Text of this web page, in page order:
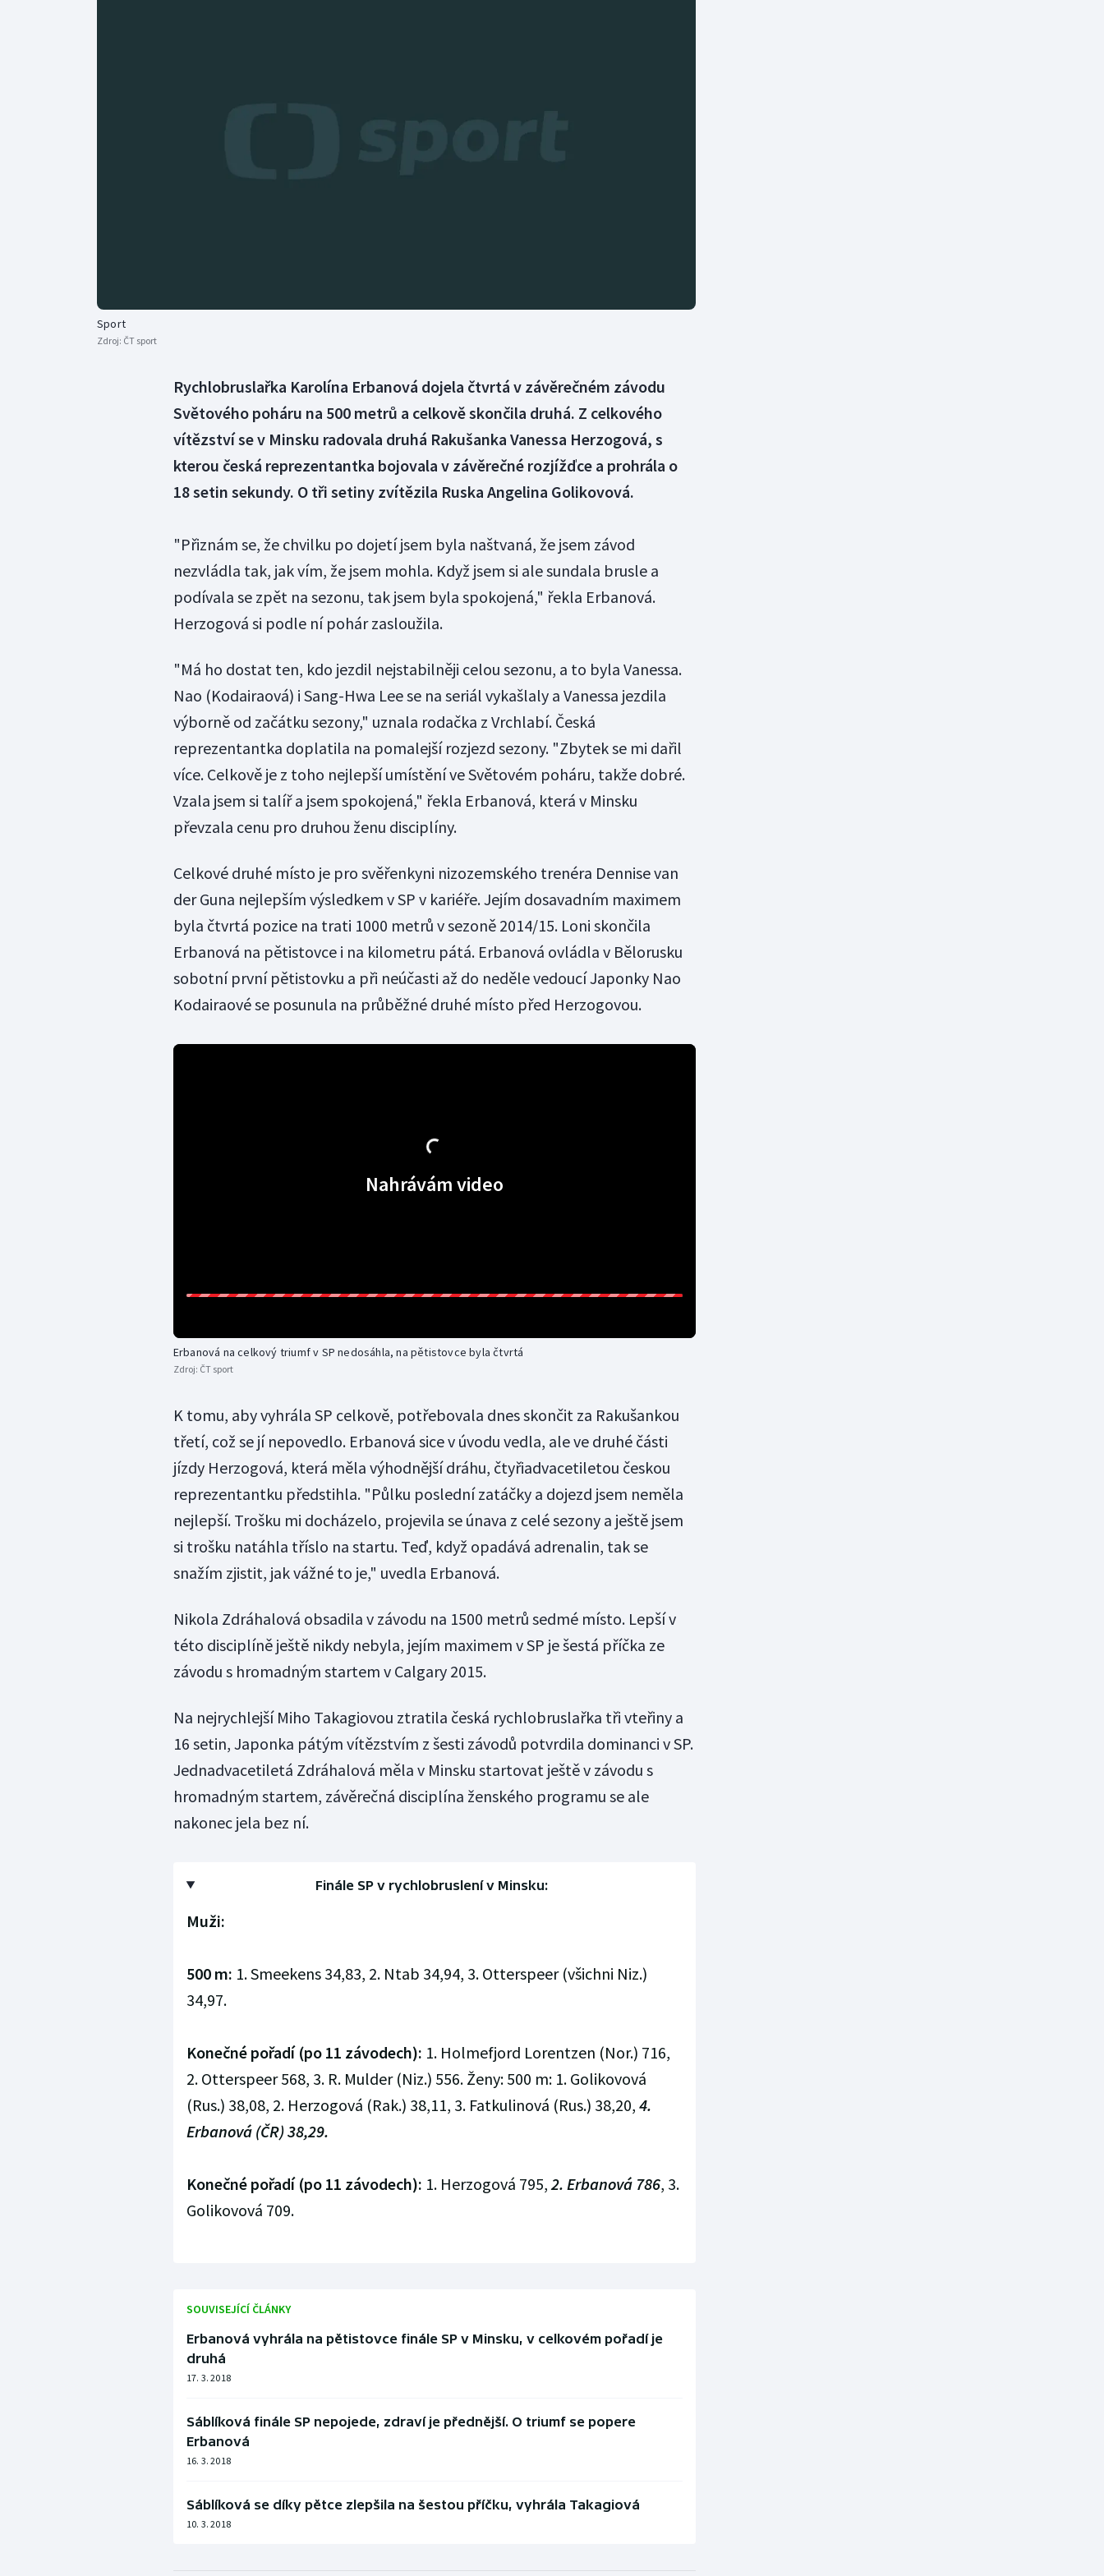
Parasport
Sport
Zdroj: ČT sport
Rychlobruslařka Karolína Erbanová dojela čtvrtá v závěrečném závodu
Světového poháru na 500 metrů a celkově skončila druhá. Z celkového
vítězství se v Minsku radovala druhá Rakušanka Vanessa Herzogová, s
kterou česká reprezentantka bojovala v závěrečné rozjížďce a prohrála o
18 setin sekundy. O tři setiny zvítězila Ruska Angelina Golikovová.
"Přiznám se, že chvilku po dojetí jsem byla naštvaná, že jsem závod
nezvládla tak, jak vím, že jsem mohla. Když jsem si ale sundala brusle a
podívala se zpět na sezonu, tak jsem byla spokojená," řekla Erbanová.
Herzogová si podle ní pohár zasloužila.
"Má ho dostat ten, kdo jezdil nejstabilněji celou sezonu, a to byla Vanessa.
Nao (Kodairaová) i Sang-Hwa Lee se na seriál vykašlaly a Vanessa jezdila
výborně od začátku sezony," uznala rodačka z Vrchlabí. Česká
reprezentantka doplatila na pomalejší rozjezd sezony. "Zbytek se mi dařil
více. Celkově je z toho nejlepší umístění ve Světovém poháru, takže dobré.
Vzala jsem si talíř a jsem spokojená," řekla Erbanová, která v Minsku
převzala cenu pro druhou ženu disciplíny.
Celkové druhé místo je pro svěřenkyni nizozemského trenéra Dennise van
der Guna nejlepším výsledkem v SP v kariéře. Jejím dosavadním maximem
byla čtvrtá pozice na trati 1000 metrů v sezoně 2014/15. Loni skončila
Erbanová na pětistovce i na kilometru pátá. Erbanová ovládla v Bělorusku
sobotní první pětistovku a při neúčasti až do neděle vedoucí Japonky Nao
Kodairaové se posunula na průběžné druhé místo před Herzogovou.
Nahrávám video
Erbanová na celkový triumf v SP nedosáhla, na pětistovce byla čtvrtá
Zdroj: ČT sport
K tomu, aby vyhrála SP celkově, potřebovala dnes skončit za Rakušankou
třetí, což se jí nepovedlo. Erbanová sice v úvodu vedla, ale ve druhé části
jízdy Herzogová, která měla výhodnější dráhu, čtyřiadvacetiletou českou
reprezentantku předstihla. "Půlku poslední zatáčky a dojezd jsem neměla
nejlepší. Trošku mi docházelo, projevila se únava z celé sezony a ještě jsem
si trošku natáhla tříslo na startu. Teď, když opadává adrenalin, tak se
snažím zjistit, jak vážné to je," uvedla Erbanová.
Nikola Zdráhalová obsadila v závodu na 1500 metrů sedmé místo. Lepší v
této disciplíně ještě nikdy nebyla, jejím maximem v SP je šestá příčka ze
závodu s hromadným startem v Calgary 2015.
Na nejrychlejší Miho Takagiovou ztratila česká rychlobruslařka tři vteřiny a
16 setin, Japonka pátým vítězstvím z šesti závodů potvrdila dominanci v SP.
Jednadvacetiletá Zdráhalová měla v Minsku startovat ještě v závodu s
hromadným startem, závěrečná disciplína ženského programu se ale
nakonec jela bez ní.
Finále SP v rychlobruslení v Minsku:
Muži:
500 m: 1. Smeekens 34,83, 2. Ntab 34,94, 3. Otterspeer (všichni Niz.)
34,97.
Konečné pořadí (po 11 závodech): 1. Holmefjord Lorentzen (Nor.) 716,
2. Otterspeer 568, 3. R. Mulder (Niz.) 556. Ženy: 500 m: 1. Golikovová
(Rus.) 38,08, 2. Herzogová (Rak.) 38,11, 3. Fatkulinová (Rus.) 38,20, 4.
Erbanová (ČR) 38,29.
Konečné pořadí (po 11 závodech): 1. Herzogová 795, 2. Erbanová 786, 3.
Golikovová 709.
SOUVISEJÍCÍ ČLÁNKY
Erbanová vyhrála na pětistovce finále SP v Minsku, v celkovém pořadí je
druhá
17. 3. 2018
Sáblíková finále SP nepojede, zdraví je přednější. O triumf se popere
Erbanová
16. 3. 2018
Sáblíková se díky pětce zlepšila na šestou příčku, vyhrála Takagiová
10. 3. 2018